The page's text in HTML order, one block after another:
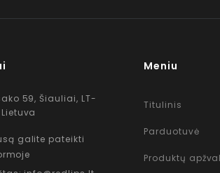
59, Šiauliai, LT-
galite pateikti
Meniu
Titulinis
Parduotuvė
Produktų